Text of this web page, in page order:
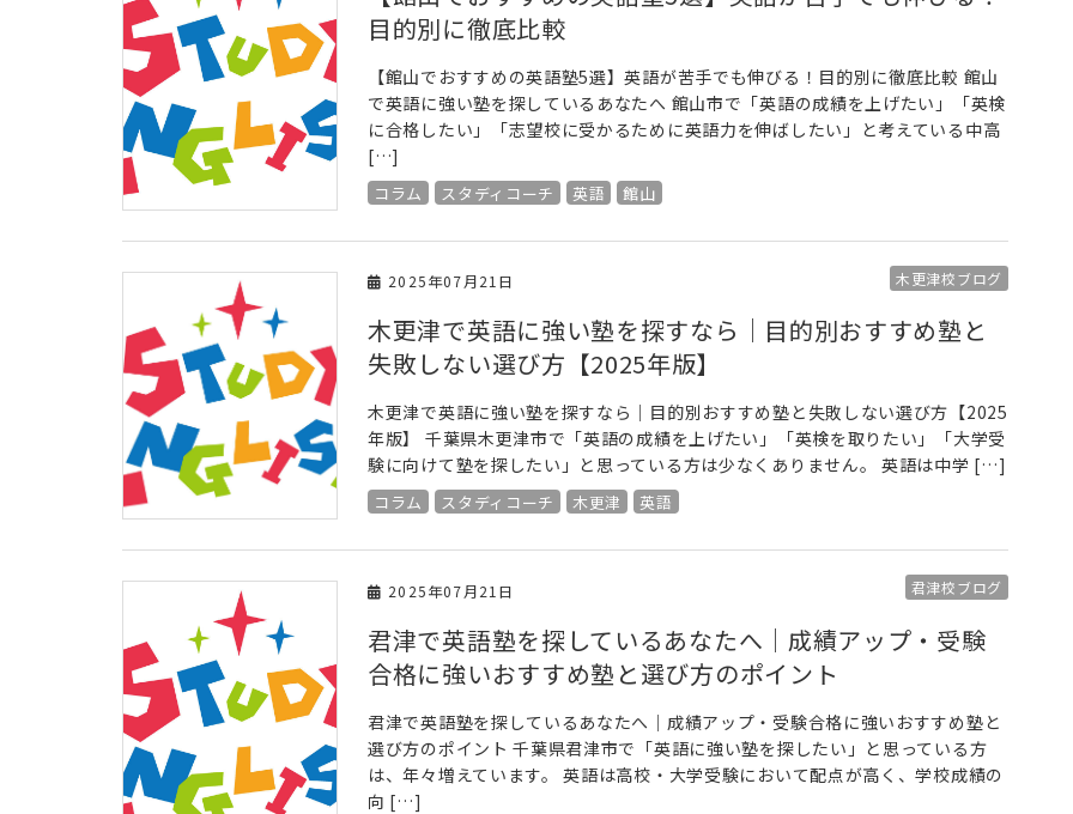
目的別に徹底比較
【館山でおすすめの英語塾5選】英語が苦手でも伸びる！目的別に徹底比較 館山
で英語に強い塾を探しているあなたへ 館山市で「英語の成績を上げたい」「英検
に合格したい」「志望校に受かるために英語力を伸ばしたい」と考えている中高
[…]
コラム スタディコーチ 英語 館山
2025年07月21日 木更津校ブログ
木更津で英語に強い塾を探すなら｜目的別おすすめ塾と
失敗しない選び方【2025年版】
木更津で英語に強い塾を探すなら｜目的別おすすめ塾と失敗しない選び方【2025
年版】 千葉県木更津市で「英語の成績を上げたい」「英検を取りたい」「大学受
験に向けて塾を探したい」と思っている方は少なくありません。 英語は中学 […]
コラム スタディコーチ 木更津 英語
2025年07月21日 君津校ブログ
君津で英語塾を探しているあなたへ｜成績アップ・受験
合格に強いおすすめ塾と選び方のポイント
君津で英語塾を探しているあなたへ｜成績アップ・受験合格に強いおすすめ塾と
選び方のポイント 千葉県君津市で「英語に強い塾を探したい」と思っている方
は、年々増えています。 英語は高校・大学受験において配点が高く、学校成績の
向 […]